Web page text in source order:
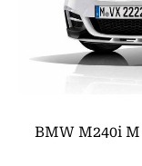
BMW M240i